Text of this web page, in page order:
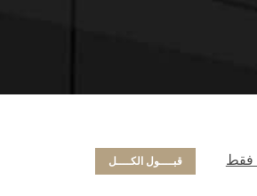
فقط قبــــول الكــــل